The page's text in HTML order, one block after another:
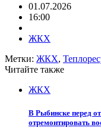
01.07.2026
16:00
ЖКХ
Метки: ЖКХ,
Читайте также
ЖКХ
В Рыбинске перед
отремонтировать